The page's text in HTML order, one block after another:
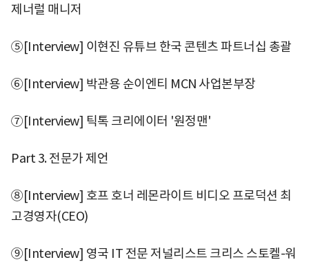
제너럴 매니저
⑤[Interview] 이현진 유튜브 한국 콘텐츠 파트너십 총괄
⑥[Interview] 박관용 순이엔티 MCN 사업본부장
⑦[Interview] 틱톡 크리에이터 '원정맨'
Part 3. 전문가 제언
⑧[Interview] 호프 호너 레몬라이트 비디오 프로덕션 최
고경영자(CEO)
⑨[Interview] 영국 IT 전문 저널리스트 크리스 스토켈-워